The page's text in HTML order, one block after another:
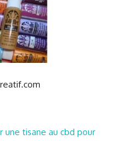
une tisane au cbd pour